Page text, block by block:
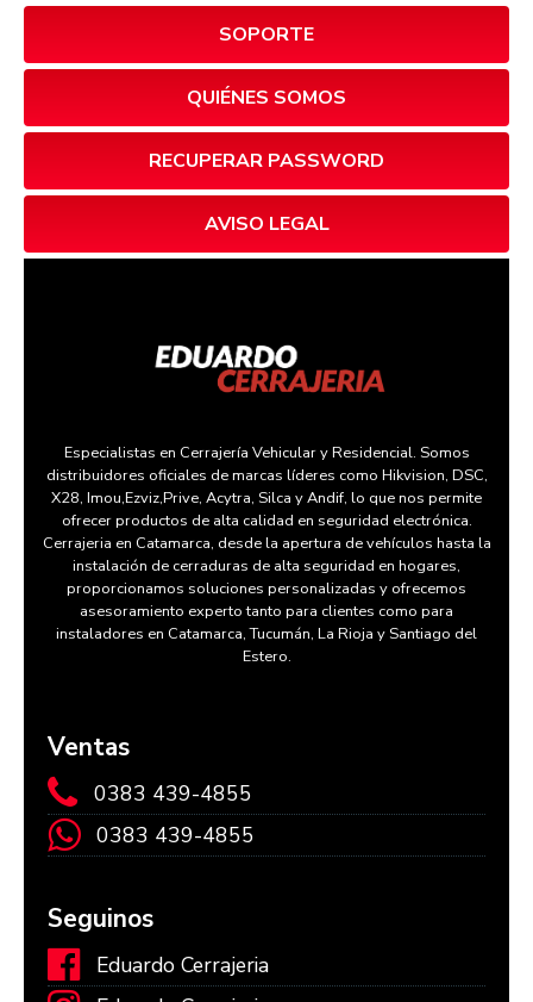
SOPORTE
QUIÉNES SOMOS
RECUPERAR PASSWORD
AVISO LEGAL
Especialistas en Cerrajería Vehicular y Residencial. Somos
distribuidores oficiales de marcas líderes como Hikvision, DSC,
X28, Imou,Ezviz,Prive, Acytra, Silca y Andif, lo que nos permite
ofrecer productos de alta calidad en seguridad electrónica.
Cerrajeria en Catamarca, desde la apertura de vehículos hasta la
instalación de cerraduras de alta seguridad en hogares,
proporcionamos soluciones personalizadas y ofrecemos
asesoramiento experto tanto para clientes como para
instaladores en Catamarca, Tucumán, La Rioja y Santiago del
Estero.
Ventas
0383 439-4855
0383 439-4855
Seguinos
Eduardo Cerrajeria